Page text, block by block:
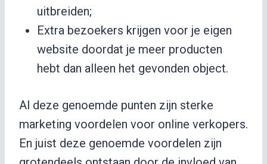
uitbreiden;
Extra bezoekers krijgen voor je eigen
website doordat je meer producten
hebt dan alleen het gevonden object.
Al deze genoemde punten zijn sterke
marketing voordelen voor online verkopers.
En juist deze genoemde voordelen zijn